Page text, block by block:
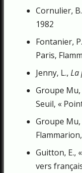
Cornulier,
1982
Fontanier,
Paris,
Jenny, L., La
Groupe Mu,
Seuil, «
Groupe Mu,
Guitton, E.,
vers